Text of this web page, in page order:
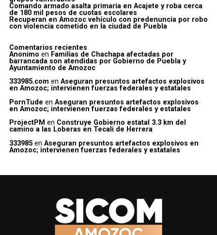
Comando armado asalta primaria en Acajete y roba cerca
de 180 mil pesos de cuotas escolares
Recuperan en Amozoc vehículo con predenuncia por robo
con violencia cometido en la ciudad de Puebla
Comentarios recientes
Anonimo en Familias de Chachapa afectadas por
barrancada son atendidas por Gobierno de Puebla y
Ayuntamiento de Amozoc
333985.com en Aseguran presuntos artefactos explosivos
en Amozoc; intervienen fuerzas federales y estatales
PornTude en Aseguran presuntos artefactos explosivos
en Amozoc; intervienen fuerzas federales y estatales
ProjectPM en Construye Gobierno estatal 3.3 km del
camino a las Loberas en Tecali de Herrera
333985en Aseguran presuntos artefactos explosivos en
Amozoc; intervienen fuerzas federales y estatales